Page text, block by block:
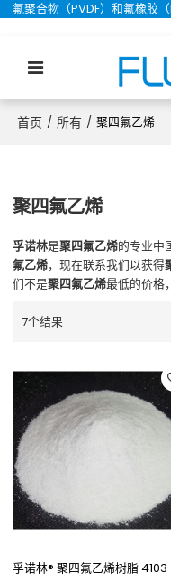
氟聚合物（PVDF）和氟橡胶
首页 / 所有 / 聚四氟乙烯
聚四氟乙烯
孚诺林是聚四氟乙烯的专业中
氟乙烯，现在联系我们以获得
们不是聚四氟乙烯最低的价格
7个结果
孚诺林® 聚四氟乙烯树脂 4103